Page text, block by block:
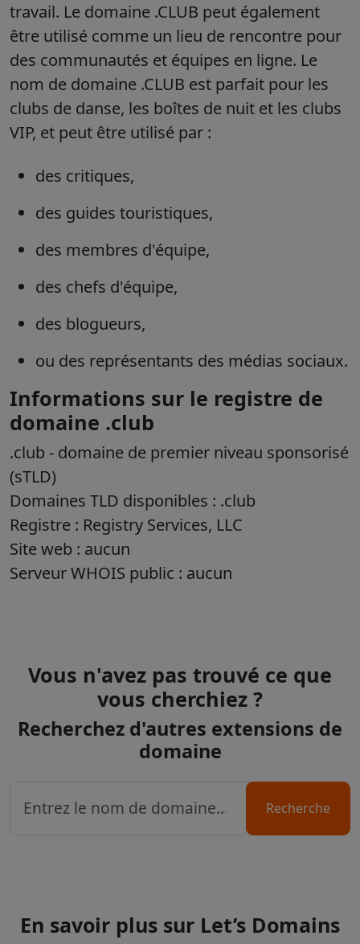
travail. Le domaine .CLUB peut également
être utilisé comme un lieu de rencontre pour
des communautés et équipes en ligne. Le
nom de domaine .CLUB est parfait pour les
clubs de danse, les boîtes de nuit et les clubs
VIP, et peut être utilisé par :
des critiques,
des guides touristiques,
des membres d'équipe,
des chefs d'équipe,
des blogueurs,
ou des représentants des médias sociaux.
Informations sur le registre de
domaine .club
.club - domaine de premier niveau sponsorisé
(sTLD)
Domaines TLD disponibles : .club
Registre : Registry Services, LLC
Site web : aucun
Serveur WHOIS public : aucun
Vous n'avez pas trouvé ce que
vous cherchiez ?
Recherchez d'autres extensions de
domaine
Recherche